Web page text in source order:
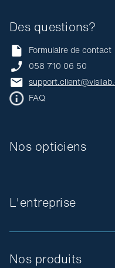
L'entreprise
Nos produits
Nos opticiens
Des questions?
Formulaire de contact
058 710 06 50
FAQ